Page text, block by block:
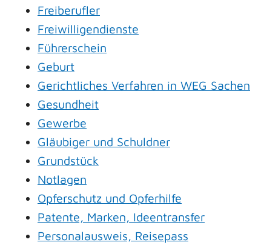
Freiberufler
Freiwilligendienste
Führerschein
Geburt
Gerichtliches Verfahren in WEG Sachen
Gesundheit
Gewerbe
Gläubiger und Schuldner
Grundstück
Notlagen
Opferschutz und Opferhilfe
Patente, Marken, Ideentransfer
Personalausweis, Reisepass